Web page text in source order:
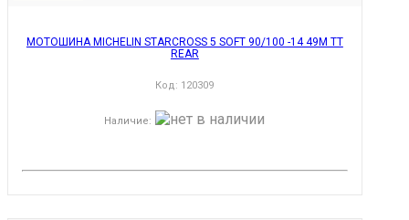
МОТОШИНА MICHELIN STARCROSS 5 SOFT 90/100 -14 49M TT
REAR
Код: 120309
Наличие: